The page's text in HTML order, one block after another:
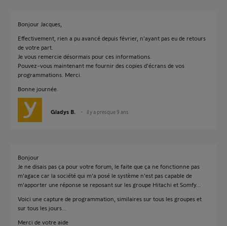
Bonjour Jacques,
Effectivement, rien a pu avancé depuis février, n'ayant pas eu de retours
de votre part.
Je vous remercie désormais pour ces informations.
Pouvez-vous maintenant me fournir des copies d'écrans de vos
programmations. Merci.
Bonne journée.
Gladys B. il y a presque 9 ans
Bonjour
Je ne disais pas ça pour votre forum, le faite que ça ne fonctionne pas
m'agace car la société qui m'a posé le système n'est pas capable de
m'apporter une réponse se reposant sur les groupe Hitachi et Somfy...
Voici une capture de programmation, similaires sur tous les groupes et
sur tous les jours...
Merci de votre aide